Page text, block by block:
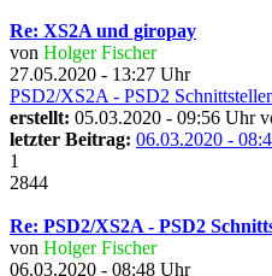
Re: XS2A und giropay
von Holger Fischer
27.05.2020 - 13:27 Uhr
PSD2/XS2A - PSD2
erstellt: 05.03.2020 - 09:56 Uhr
letzter Beitrag: 06.03.2020 -
1
2844
Re: PSD2/XS2A - PSD2
von Holger Fischer
06.03.2020 - 08:48 Uhr